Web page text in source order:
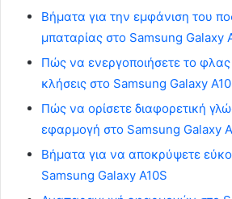
Βήματα για την εμφάνιση του
μπαταρίας στο Samsung Galaxy
Πώς να ενεργοποιήσετε το
κλήσεις στο Samsung Galaxy
Πώς να ορίσετε διαφορετική
εφαρμογή στο Samsung Galaxy
Βήματα για να αποκρύψετε
Samsung Galaxy A10S